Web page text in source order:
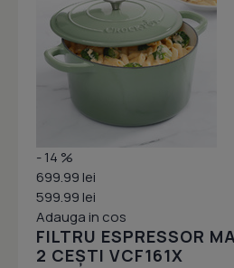
- 14 %
699.99 lei
599.99 lei
Adauga in cos
FILTRU ESPRESSOR
2 CEȘTI VCF161X